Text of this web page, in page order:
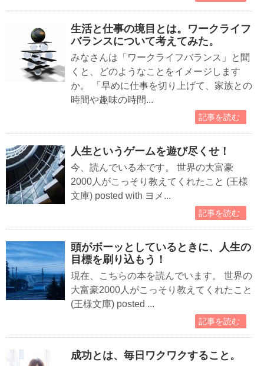
生活と仕事の境目とは。ワークライフ
バランスについて考えてみた。
みなさんは「ワークライフバランス」と聞
くと、どのようなことをイメージします
か。 「早めに仕事を切り上げて、家族との
時間や趣味の時間...
記事を読む
人生というゲームを遊び尽くせ！
今、読んでいる本です。 世界の大富豪
2000人がこっそり教えてくれたこと (王様
文庫) posted with ヨメ...
記事を読む
頭がボーッとしているときに、人生の
目標を刷り込もう！
現在、こちらの本を読んでいます。 世界の
大富豪2000人がこっそり教えてくれたこと
(王様文庫) posted ...
記事を読む
成功とは、毎日ワクワクすること。